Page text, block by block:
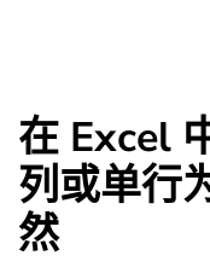
在 Excel
列或单行
然